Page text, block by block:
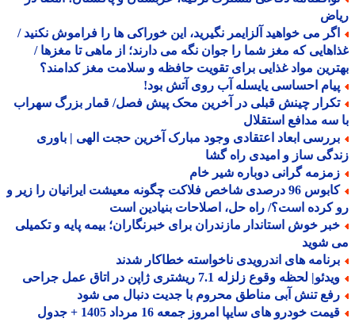
می خواهید آلزایمر نگیرید، این خوراکی ها را فراموش نکنید /
که مغز شما را جوان نگه می دارند؛ از ماهی تا مغزها /
مواد غذایی برای تقویت حافظه و سلامت مغز کدامند؟
احساسی یایسله آب روی آتش بود!
چینش قبلی در آخرین محک پیش فصل/ قمار بزرگ سهراب
سه مدافع استقلال
ابعاد اعتقادی وجود مبارک آخرین حجت الهی | باوری
ساز و امیدی راه گشا
گرانی دوباره شیر خام
کابوس 96 درصدی شاخص فلاکت چگونه معیشت ایرانیان را زیر و
کرده است؟/ راه حل، اصلاحات بنیادین است
خوش استاندار مازندران برای خبرنگاران؛ بیمه پایه و تکمیلی
شوید
های اندرویدی ناخواسته خطاکار شدند
لحظه وقوع زلزله 7.1 ریشتری ژاپن در اتاق عمل جراحی
تنش آبی مناطق محروم با جدیت دنبال می شود
خودرو های سایپا امروز جمعه 16 مرداد 1405 + جدول